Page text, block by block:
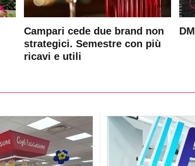
Campari cede due brand non
strategici. Semestre con più
ricavi e utili